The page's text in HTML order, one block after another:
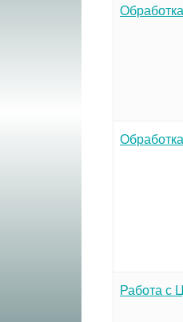
Работа с